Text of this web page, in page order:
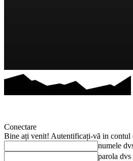
Conectare
Bine ați venit! Autentificați-vă in contul
numele
parola dvs